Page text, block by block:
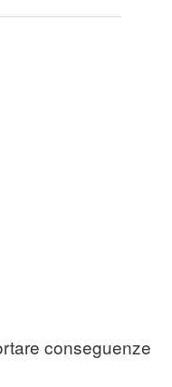
conseguenze